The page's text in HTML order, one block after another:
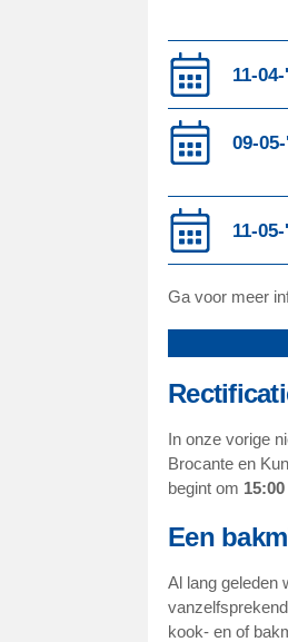
11-
09-
11-
Ga voor meer
In onze vorige
Brocante en
begint om 15:00
Een
Al lang geleden
kook- en of